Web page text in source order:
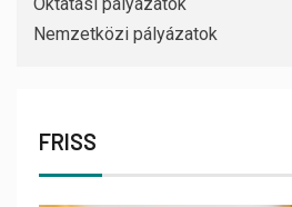
Nemzetközi pályázatok
FRISS